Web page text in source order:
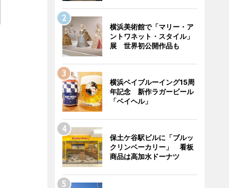
横浜美術館で「マリー・ア
ントワネット・スタイル」
展 世界初公開作品も
横浜ベイブルーイング15周
年記念 新作ラガービール
「ベイヘル」
保土ケ谷駅ビルに「ブルッ
クリンベーカリー」 看板
商品は高加水ドーナツ